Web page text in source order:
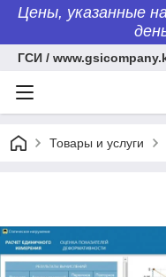
Цены, указанные
ГСИ /
Товары и услуги